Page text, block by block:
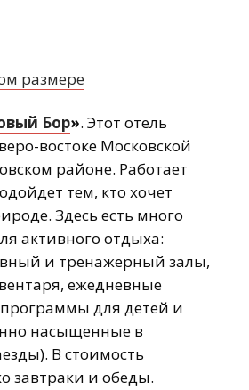
размере
Бор». Этот отель
востоке Московской
районе. Работает
тем, кто хочет
Здесь есть много
активного отдыха:
и тренажерный залы,
ежедневные
для детей и
насыщенные в
В стоимость
завтраки и обеды.